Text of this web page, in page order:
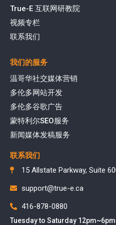
True-E 互联网研教院
视频专栏
联系我们
我们的服务
温哥华社交媒体营销
多伦多网站开发
多伦多谷歌广告
蒙特利尔SEO服务
新闻媒体发稿服务
联系我们
15 Allstate Parkway, Suite
support@true-e.ca
416-878-0880
Tuesday to Saturday